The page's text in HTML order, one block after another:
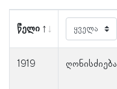
წელი
1919 ღონისძიება